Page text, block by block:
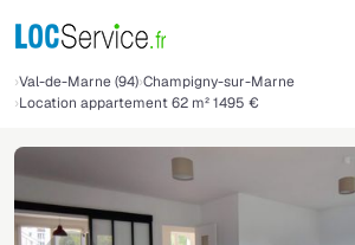
Val-de-Marne (94) Champigny-sur-Marne
Location appartement 62 m² 1495 €